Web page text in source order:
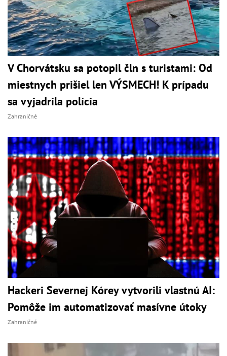
V Chorvátsku sa potopil čln s turistami: Od
miestnych prišiel len VÝSMECH! K prípadu
sa vyjadrila polícia
Zahraničné
Hackeri Severnej Kórey vytvorili vlastnú AI:
Pomôže im automatizovať masívne útoky
Zahraničné